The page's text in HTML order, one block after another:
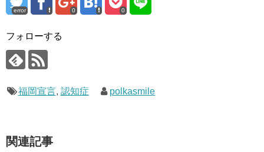
error 0 0
フォローする
福岡宣言, 認知症 polkasmile
関連記事